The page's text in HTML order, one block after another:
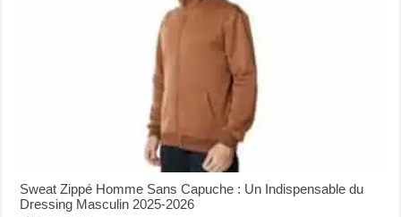
Sweat Zippé Homme Sans Capuche : Un Indispensable du
Dressing Masculin 2025-2026